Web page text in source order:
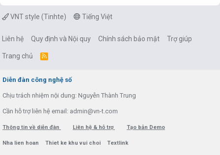
VNT style (Tinhte) Tiếng Việt
Liên hệ Quy định và Nội quy Chính sách bảo mật Trợ giúp
Trang chủ
R
Diễn đàn công nghệ số
Chịu trách nhiệm nội dung: Nguyễn Thành Trung
Cần hỗ trợ liên hệ email: admin@vn-t.com
Thông tin về diễn đàn Liên hệ & hỗ trợ Tạo bản Demo
Nha lien hoan Thiet ke khu vui choi Textlink